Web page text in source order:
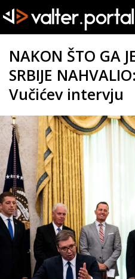
NAKON ŠTO GA
SRBIJE
Vučićev intervju